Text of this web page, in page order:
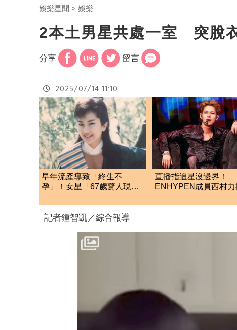
娛樂星聞 娛樂
2本土男星共處一室 突脫
分享 留言
2025/07/14 11:10
早年流產導致「終生不
孕」！女星「67歲驚人現
直播指追星沒邊界！
ENHYPEN成員西村力
絲
記者鍾智凱／綜合報導